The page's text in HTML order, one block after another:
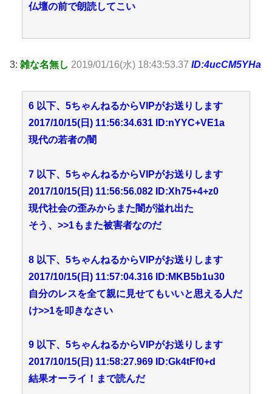
仏壇の前で朗読してこい
3: 雑な名無し 2019/01/16(水) 18:43:53.37 ID:4ucCM5YHa
6 以下、5ちゃんねるからVIPがお送りします
2017/10/15(日) 11:56:34.631 ID:nYYC+VE1a
現代の若者の闇
7 以下、5ちゃんねるからVIPがお送りします
2017/10/15(日) 11:56:56.082 ID:Xh75+4+z0
現代社会の歪みからまた闇が溢れ出た
そう、 >>1もまた被害者なのだ
8 以下、5ちゃんねるからVIPがお送りします
2017/10/15(日) 11:57:04.316 ID:MKB5b1u30
自分のレスを全て親に見せてもいいと思える人だ
け>>1を叩きなさい
9 以下、5ちゃんねるからVIPがお送りします
2017/10/15(日) 11:58:27.969 ID:Gk4tFf0+d
結果オーライ！まで読んだ